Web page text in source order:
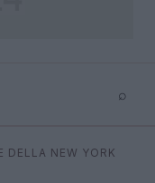
⌕
⌕
DELLA NEW YORK